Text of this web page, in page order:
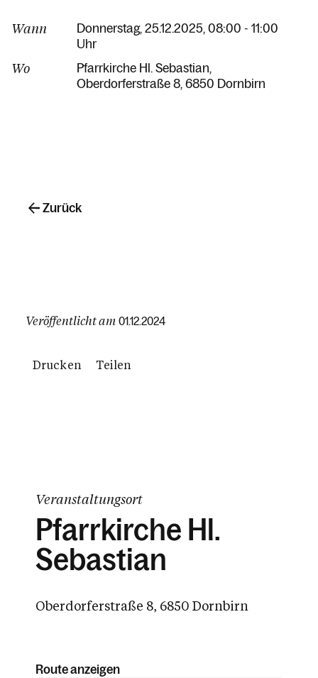
Wann
Donnerstag, 25.12.2025, 08:00 - 11:00
Uhr
Wo
Pfarrkirche Hl. Sebastian
Oberdorferstraße 8 6850 Dornbirn
Veröffentlicht am 01.12.2024
Drucken Teilen
Zurück
Veranstaltungsort
Pfarrkirche Hl.
Sebastian
Oberdorferstraße 8, 6850 Dornbirn
Route anzeigen